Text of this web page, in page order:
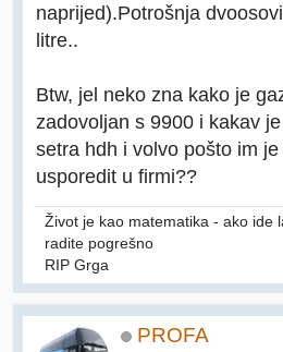
naprijed).Potrošnja
litre..
Btw, jel neko zna kako je
zadovoljan s 9900 i kakav
setra hdh i volvo pošto im
usporedit u firmi??
Život je kao matematika - ako ide
radite pogrešno
RIP Grga
PROFA